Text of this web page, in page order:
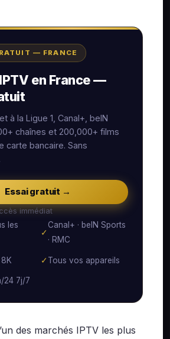
— FRANCE
en France —
à la Ligue 1, Canal+, beIN
chaînes et 200,000+ films
carte bancaire. Sans
Essai gratuit →
immédiat
les
✓
Canal+ · beIN Sports
· RMC
✓Tous vos appareils
24 7j/7
des marchés IPTV les plus